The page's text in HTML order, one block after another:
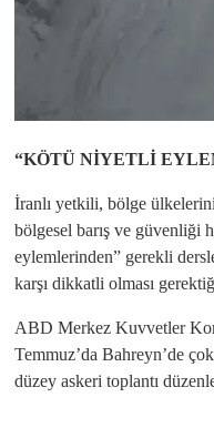
“KÖTÜ NİYETLİ
İranlı yetkili, bölge
bölgesel barış ve güvenliği
eylemlerinden” gerekli
karşı dikkatli olması
ABD Merkez Kuvvetler
Temmuz’da Bahreyn’de
düzey askeri toplantı